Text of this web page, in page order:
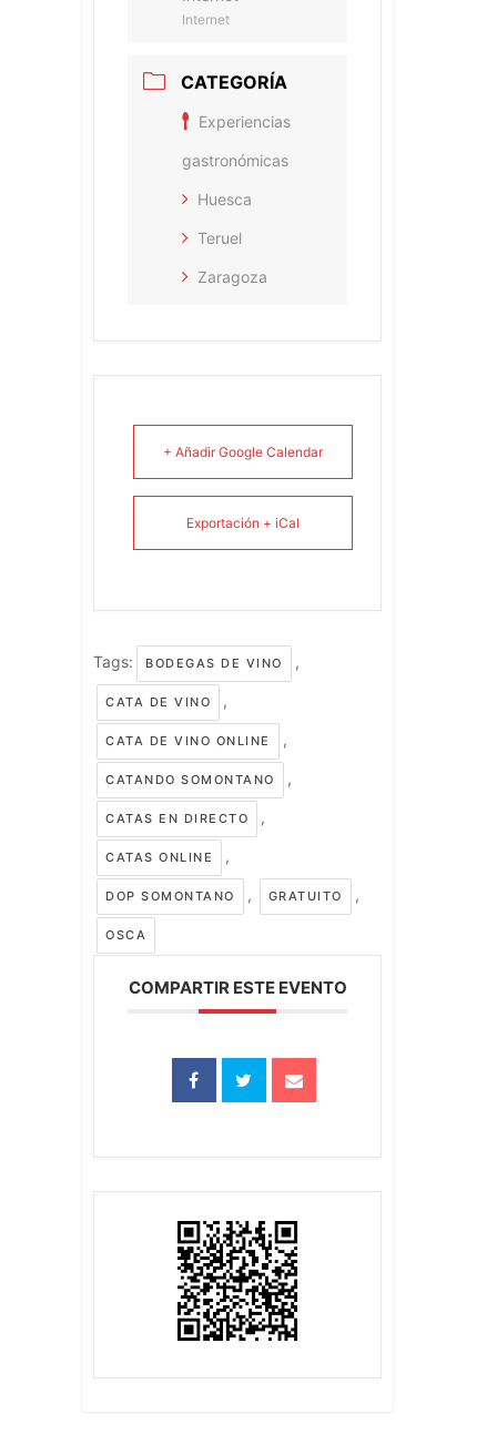
Internet
CATEGORÍA
Experiencias
gastronómicas
Huesca
Teruel
Zaragoza
+ Añadir Google Calendar
Exportación + iCal
Tags: BODEGAS DE VINO ,
CATA DE VINO ,
CATA DE VINO ONLINE ,
CATANDO SOMONTANO ,
CATAS EN DIRECTO ,
CATAS ONLINE ,
DOP SOMONTANO , GRATUITO ,
OSCA
COMPARTIR ESTE EVENTO